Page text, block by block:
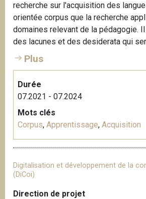
recherche sur l'acquisition des
orientée corpus que la recherche
domaines relevant de la pédagogie.
des lacunes et des desiderata qui
Plus
Durée
07.2021 - 07.2024
Mots clés
Corpus, Apprentissage, Acquisition
Digitalisation et développement de la
(DiCoi)
Direction de projet